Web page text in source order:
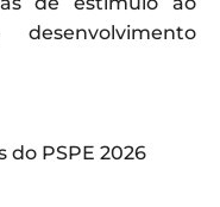
do PSPE 2026